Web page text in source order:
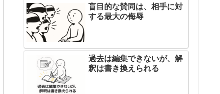
盲目的な賛同は、相手に対
する最大の侮辱
過去は編集できないが、解
釈は書き換えられる